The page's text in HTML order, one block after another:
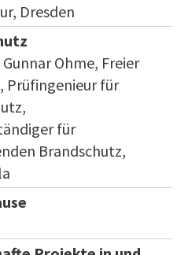
Dresden
Ohme, Freier
Prüfingenieur für
für
Brandschutz,